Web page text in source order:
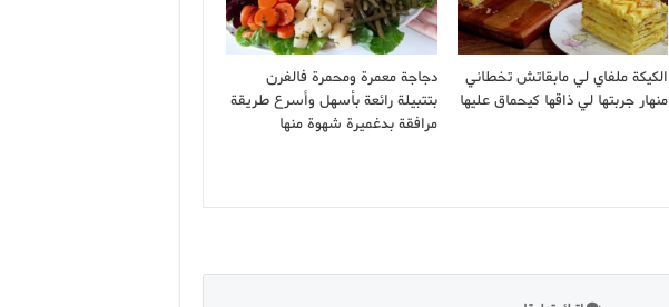
الكيكة ملفاي لي مابقاتش تخطاني
منهار جربتها لي ذاقها كيحماق عليها
دجاجة معمرة ومحمرة فالفرن
بتتبيلة رائعة بأسهل وأسرع طريقة
مرافقة بدغميرة شهوة منها